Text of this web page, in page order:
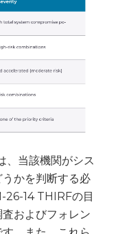
、当該機関がシス
かを判断する必
26-14 THIRFの目
およびフォレン